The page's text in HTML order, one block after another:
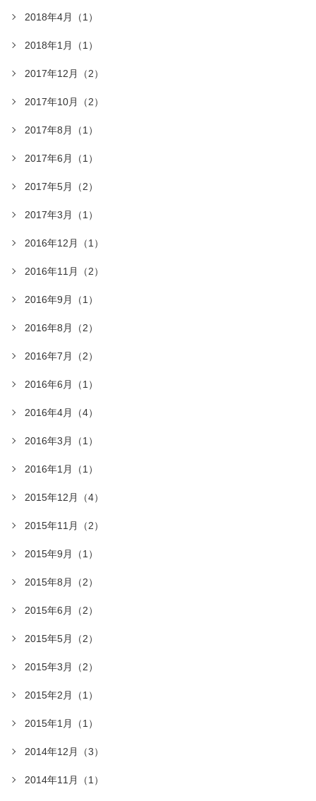
2018年4月（1）
2018年1月（1）
2017年12月（2）
2017年10月（2）
2017年8月（1）
2017年6月（1）
2017年5月（2）
2017年3月（1）
2016年12月（1）
2016年11月（2）
2016年9月（1）
2016年8月（2）
2016年7月（2）
2016年6月（1）
2016年4月（4）
2016年3月（1）
2016年1月（1）
2015年12月（4）
2015年11月（2）
2015年9月（1）
2015年8月（2）
2015年6月（2）
2015年5月（2）
2015年3月（2）
2015年2月（1）
2015年1月（1）
2014年12月（3）
2014年11月（1）